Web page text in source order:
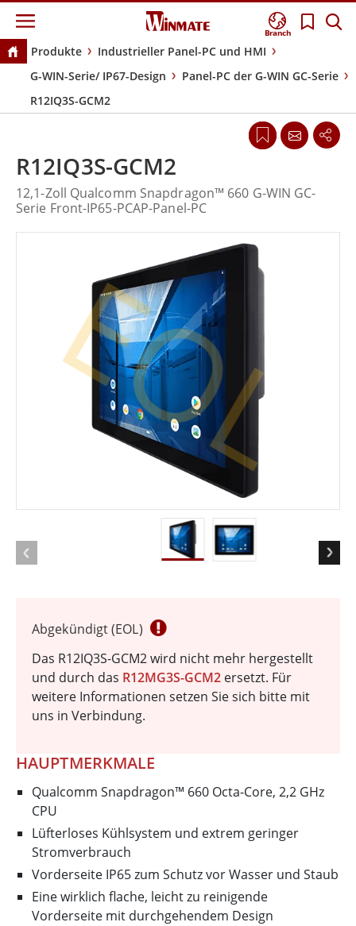
Branch
Produkte
Industrieller Panel-PC und HMI
G-WIN-Serie/ IP67-Design
Panel-PC der G-WIN GC-Serie
R12IQ3S-GCM2
Abgekündigt (EOL)
Das R12IQ3S-GCM2 wird nicht mehr hergestellt
und durch das R12MG3S-GCM2 ersetzt. Für
weitere Informationen setzen Sie sich bitte mit
uns in Verbindung.
HAUPTMERKMALE
Qualcomm Snapdragon™ 660 Octa-Core, 2,2 GHz
CPU
Lüfterloses Kühlsystem und extrem geringer
Stromverbrauch
Vorderseite IP65 zum Schutz vor Wasser und Staub
Eine wirklich flache, leicht zu reinigende
Vorderseite mit durchgehendem Design
R12IQ3S-GCM2
12,1-Zoll Qualcomm Snapdragon™ 660 G-WIN GC-
Serie Front-IP65-PCAP-Panel-PC
EOL